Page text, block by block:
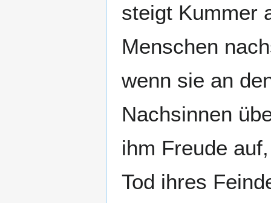
steigt Kummer
Menschen
wenn sie an
Nachsinnen
ihm Freude
Tod ihres